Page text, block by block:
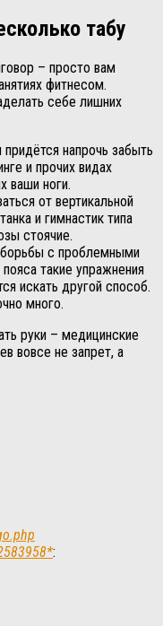
табу
– просто вам
фитнесом.
себе лишних
напрочь забыть
и прочих видах
ваши ноги.
от вертикальной
и гимнастик типа
стоячие.
с проблемными
такие упражнения
искать другой способ.
много.
руки – медицинские
вовсе не запрет, а
: